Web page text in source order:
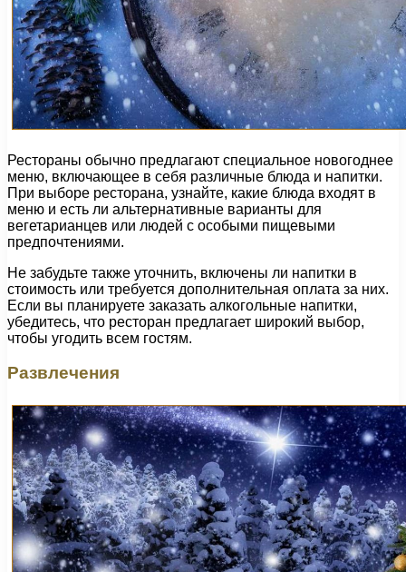
Рестораны обычно предлагают специальное новогоднее
меню, включающее в себя различные блюда и напитки.
При выборе ресторана, узнайте, какие блюда входят в
меню и есть ли альтернативные варианты для
вегетарианцев или людей с особыми пищевыми
предпочтениями.
Не забудьте также уточнить, включены ли напитки в
стоимость или требуется дополнительная оплата за них.
Если вы планируете заказать алкогольные напитки,
убедитесь, что ресторан предлагает широкий выбор,
чтобы угодить всем гостям.
Развлечения